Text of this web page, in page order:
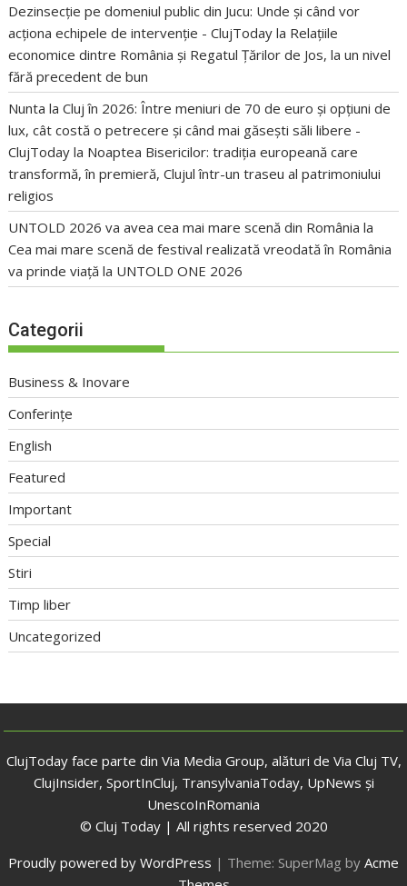
Dezinsecție pe domeniul public din Jucu: Unde și când vor
acționa echipele de intervenție - ClujToday la Relațiile
economice dintre România și Regatul Țărilor de Jos, la un nivel
fără precedent de bun
Nunta la Cluj în 2026: Între meniuri de 70 de euro și opțiuni de
lux, cât costă o petrecere și când mai găsești săli libere -
ClujToday la Noaptea Bisericilor: tradiția europeană care
transformă, în premieră, Clujul într-un traseu al patrimoniului
religios
UNTOLD 2026 va avea cea mai mare scenă din România la
Cea mai mare scenă de festival realizată vreodată în România
va prinde viață la UNTOLD ONE 2026
Categorii
Business & Inovare
Conferințe
English
Featured
Important
Special
Stiri
Timp liber
Uncategorized
ClujToday face parte din Via Media Group, alături de Via Cluj TV,
ClujInsider, SportInCluj, TransylvaniaToday, UpNews și
UnescoInRomania
© Cluj Today | All rights reserved 2020
Proudly powered by WordPress | Theme: SuperMag by Acme